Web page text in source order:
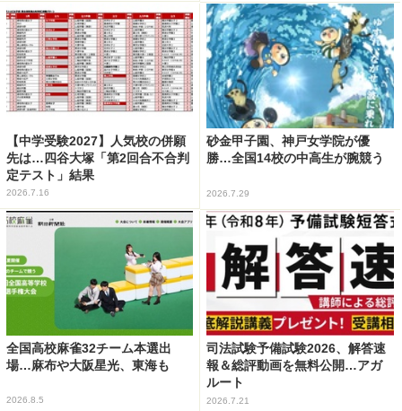
【中学受験2027】人気校の併願
先は…四谷大塚「第2回合不合判
定テスト」結果
2026.7.16
砂金甲子園、神戸女学院が優
勝…全国14校の中高生が腕競う
2026.7.29
全国高校麻雀32チーム本選出
場…麻布や大阪星光、東海も
2026.8.5
司法試験予備試験2026、解答速
報＆総評動画を無料公開…アガ
ルート
2026.7.21